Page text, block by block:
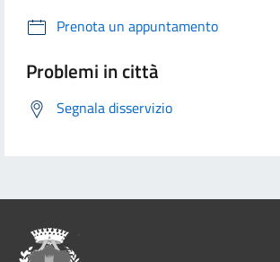
Prenota un appuntamento
Problemi in città
Segnala disservizio